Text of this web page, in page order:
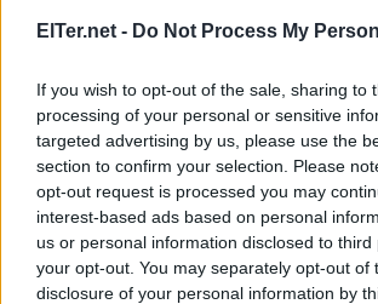
ElTer.net - Do Not Process My
If you wish to opt-out of the sale, sharing to
processing of your personal or sensitive
targeted advertising by us, please use the
section to confirm your selection. Please
opt-out request is processed you may
interest-based ads based on personal
us or personal information disclosed to
your opt-out. You may separately opt-out of
disclosure of your personal information by